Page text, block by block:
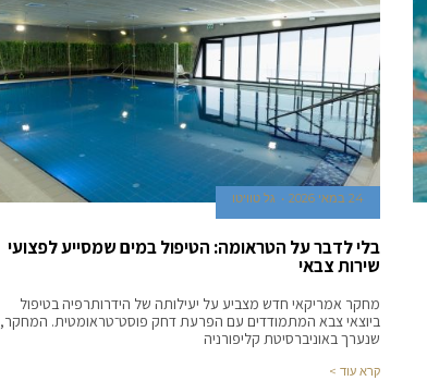
24 במאי 2026 גל טוויטו
בלי לדבר על הטראומה: הטיפול במים שמסייע לפצועי
שירות צבאי
מחקר אמריקאי חדש מצביע על יעילותה של הידרותרפיה בטיפול
ביוצאי צבא המתמודדים עם הפרעת דחק פוסט־טראומטית. המחקר,
שנערך באוניברסיטת קליפורניה
קרא עוד >